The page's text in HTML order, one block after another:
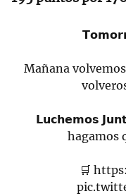
Mañana
𝗟𝘂𝗰𝗵𝗲𝗺𝗼𝘀
hagamos
🛒